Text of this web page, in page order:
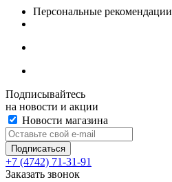
Персональные рекомендации
Подписывайтесь
на новости и акции
Новости магазина
+7 (4742) 71-31-91
Заказать звонок